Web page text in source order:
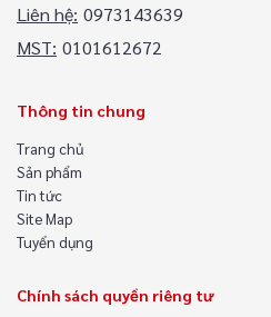
Liên hệ: 0973143639
MST: 0101612672
Thông tin chung
Trang chủ
Sản phẩm
Tin tức
Site Map
Tuyển dụng
Chính sách quyền riêng tư